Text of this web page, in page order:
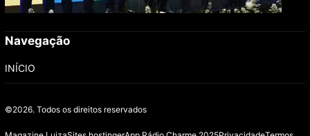
Navegação
INÍCIO
©2026. Todos os direitos reservados